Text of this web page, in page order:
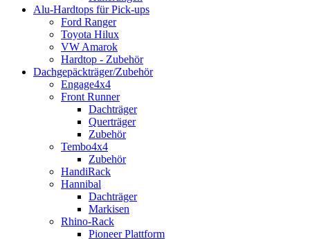
Alu-Hardtops für Pick-ups
Ford Ranger
Toyota Hilux
VW Amarok
Hardtop - Zubehör
Dachgepäckträger/Zubehör
Engage4x4
Front Runner
Dachträger
Querträger
Zubehör
Tembo4x4
Zubehör
HandiRack
Hannibal
Dachträger
Markisen
Rhino-Rack
Pioneer Plattform